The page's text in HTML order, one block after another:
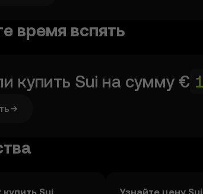
время вспять
купить Sui на сумму €